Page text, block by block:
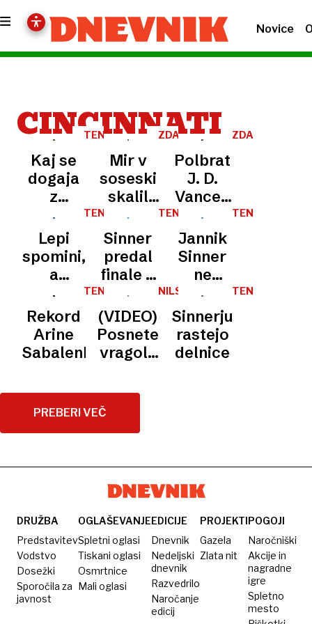
Novice
CINCINNATI
TENIS
Kaj se
dogaja
z
Alcarazom?
Znova
razočaral
navijače
ZDA
Mir v
soseski
skalil
incident
na
družinskem
posestvu
ameriškega
podpredsednika
ZDA
Polbrat
J. D.
Vancea
izgubil
volitve
TENIS
Lepi
spomini,
a
drugačna
realnost
slovenskega
ženskega
TENIS
Sinner
predal
finale v
Cincinnatiju,
zmaga
Alcarazu
TENIS
Jannik
Sinner
ne
popušča
TENIS
Rekord
Arine
Sabalenka
NILSKI
(VIDEO)
Posnetek
vragolij
ki je
očaral
TENIS
Sinnerju
rastejo
delnice
PREBERI VEČ
DRUŽBA
Predstavitev
Vodstvo
Dosežki
Sporočila za
javnost
OGLAŠEVANJE
Spletni oglasi
Tiskani oglasi
Osmrtnice
Mali oglasi
EDICIJE
Dnevnik
Nedeljski
dnevnik
Razvedrilo
Naročanje
edicij
PROJEKTI
Gazela
Zlata nit
POGOJI
Naročniški
Akcije in
nagradne
igre
Spletno
mesto